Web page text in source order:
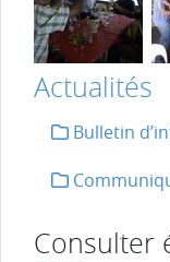
Actualités
Bulletin
Consulter